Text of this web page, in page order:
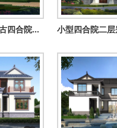
农村两层新中式仿古四合院别墅户型图，小型占地不到200平